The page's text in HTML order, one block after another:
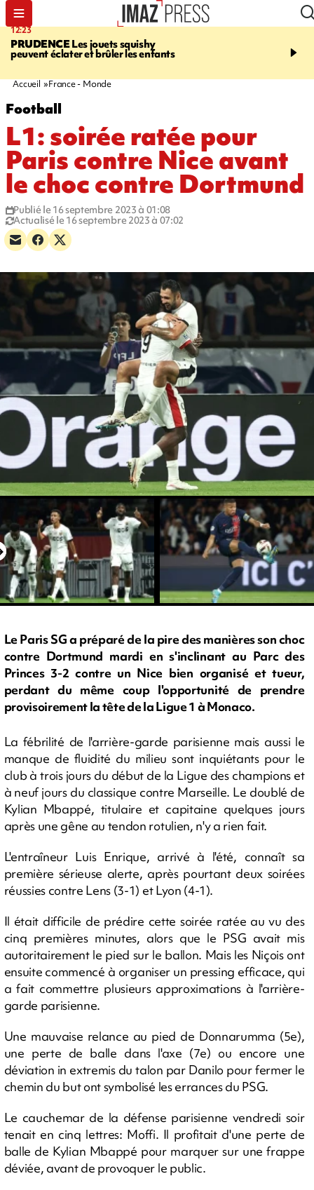
12:23
PRUDENCELes jouets squishy
peuvent éclater et brûler les enfants
15:54
inquiétante - un appel
Accueil France - Monde
Football
L1: soirée ratée pour
Paris contre Nice avant
le choc contre Dortmund
Publié le 16 septembre 2023 à 01:08
Actualisé le 16 septembre 2023 à 07:02
Le Paris SG a préparé de la pire des manières son choc
contre Dortmund mardi en s'inclinant au Parc des
Princes 3-2 contre un Nice bien organisé et tueur,
perdant du même coup l'opportunité de prendre
provisoirement la tête de la Ligue 1 à Monaco.
La fébrilité de l'arrière-garde parisienne mais aussi le
manque de fluidité du milieu sont inquiétants pour le
club à trois jours du début de la Ligue des champions et
à neuf jours du classique contre Marseille. Le doublé de
Kylian Mbappé, titulaire et capitaine quelques jours
après une gêne au tendon rotulien, n'y a rien fait.
L'entraîneur Luis Enrique, arrivé à l'été, connaît sa
première sérieuse alerte, après pourtant deux soirées
réussies contre Lens (3-1) et Lyon (4-1).
Il était difficile de prédire cette soirée ratée au vu des
cinq premières minutes, alors que le PSG avait mis
autoritairement le pied sur le ballon. Mais les Niçois ont
ensuite commencé à organiser un pressing efficace, qui
a fait commettre plusieurs approximations à l'arrière-
garde parisienne.
Une mauvaise relance au pied de Donnarumma (5e),
une perte de balle dans l'axe (7e) ou encore une
déviation in extremis du talon par Danilo pour fermer le
chemin du but ont symbolisé les errances du PSG.
Le cauchemar de la défense parisienne vendredi soir
tenait en cinq lettres: Moffi. Il profitait d'une perte de
balle de Kylian Mbappé pour marquer sur une frappe
déviée, avant de provoquer le public.